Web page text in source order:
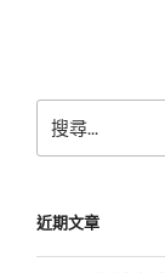
尋
字:
近期文章